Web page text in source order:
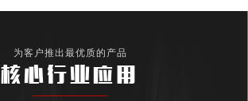
为客户推出最优质的产品
核心行业应用